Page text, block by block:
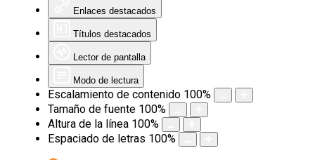
Enlaces destacados
Títulos destacados
Lector de pantalla
Modo de lectura
Escalamiento de contenido 100%
Tamaño de fuente 100%
Altura de la línea 100%
Espaciado de letras 100%